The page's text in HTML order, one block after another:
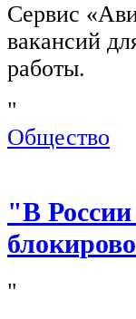
Сервис
вакансий
работы.
"
Общество
"В
"